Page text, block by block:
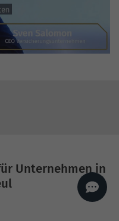
Unternehmen in
Profi-SEO startet bei uns
Monat, inkl. Content,
Performance Suite